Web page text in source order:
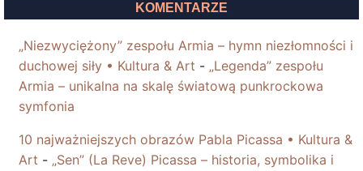
KOMENTARZE
„Niezwyciężony” zespołu Armia – hymn niezłomności i
duchowej siły • Kultura & Art - „Legenda” zespołu
Armia – unikalna na skalę światową punkrockowa
symfonia
10 najważniejszych obrazów Pabla Picassa • Kultura &
Art - „Sen” (La Reve) Picassa – historia, symbolika i